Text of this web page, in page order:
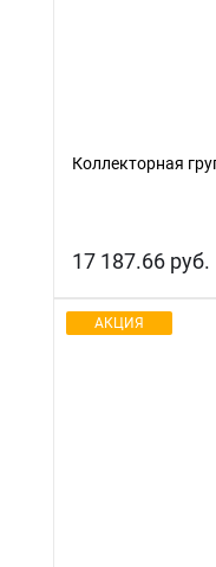
Коллекторная
17 187.66 руб.
АКЦИЯ